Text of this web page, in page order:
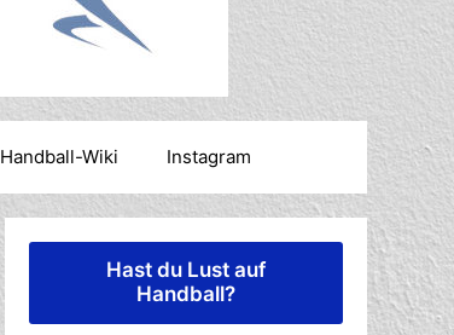
Handball-Wiki Instagram
Hast du Lust auf
Handball?